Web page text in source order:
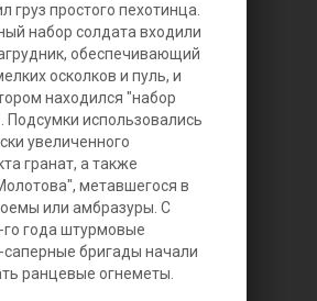
груз простого пехотинца.
набор солдата входили
обеспечивающий
осколков и пуль, и
находился "набор
Подсумки использовались
увеличенного
гранат, а также
метавшегося в
или амбразуры. С
года штурмовые
бригады начали
ранцевые огнеметы.